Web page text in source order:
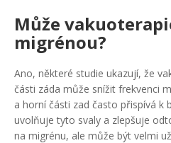
Může
migrénou?
Ano, některé studie ukazují, že
části záda může snížit frekvenci
a horní části zad často přispívá k
uvolňuje tyto svaly a zlepšuje
na migrénu, ale může být velmi